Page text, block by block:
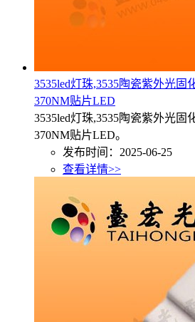
3535led灯珠,3535陶瓷紫外光固
370NM贴片LED
3535led灯珠,3535陶瓷紫外光固
370NM贴片LED。
发布时间：2025-06-25
查看详情>>